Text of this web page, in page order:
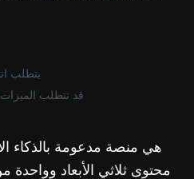
يتطلب
قد تتطلب
محتوى ثلاثي الأبعاد وواحدة